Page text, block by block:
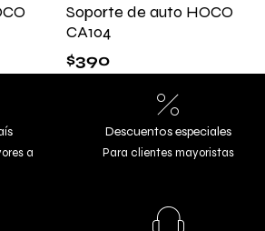
Soporte de auto HOCO
CA104
$390
a
Descuentos especiales
Para clientes mayoristas